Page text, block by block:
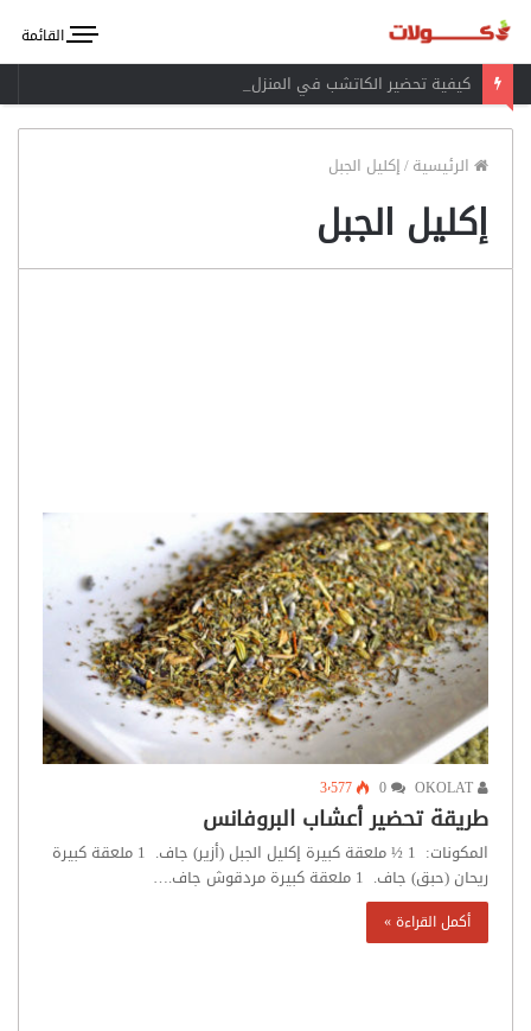
القائمة
كيفية تحضير الكاتشب في المنزل
الرئيسية/إكليل الجبل
إكليل الجبل
3٬577
طريقة تحضير أعشاب البروفانس
المكونات: 1 ½ ملعقة كبيرة إكليل الجبل (أزير) جاف. 1 ملعقة كبيرة
ريحان (حبق) جاف. 1 ملعقة كبيرة مردقوش جاف.…
أكمل القراءة »